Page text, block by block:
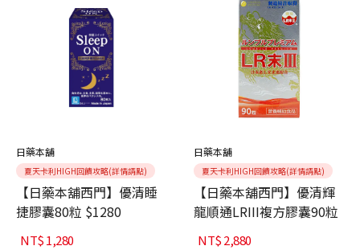
日藥本舖
夏天卡利HIGH回饋攻略(詳情請點)
【日藥本舖西門】優清睡
捷膠囊80粒 $1280
NT$1,280
日藥本舖
夏天卡利HIGH回饋攻略(詳情請點)
【日藥本舖西門】優清輝
龍順通LRIII複方膠囊90粒
NT$2,880